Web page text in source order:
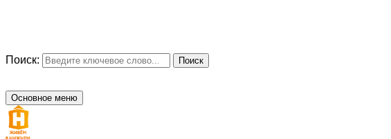
Поиск: Поиск
Основное меню